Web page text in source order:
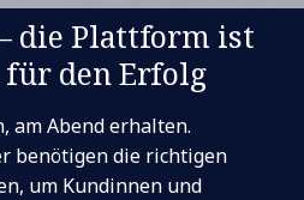
die Plattform ist
für den Erfolg
am Abend erhalten.
benötigen die richtigen
um Kundinnen und